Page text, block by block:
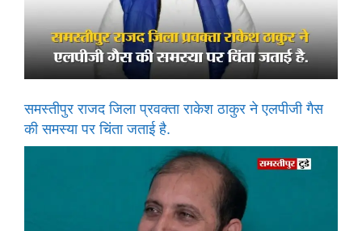
समस्तीपुर राजद जिला प्रवक्ता राकेश ठाकुर ने एलपीजी गैस
की समस्या पर चिंता जताई है.